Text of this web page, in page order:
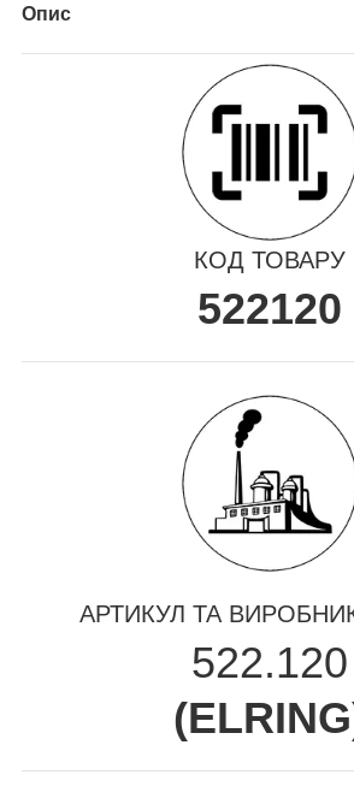
Опис
КОД ТОВАРУ
522120
АРТИКУЛ ТА
522.120
(ELRING